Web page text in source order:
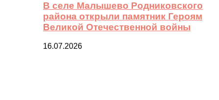
В селе Малышево Родниковского
района открыли памятник Героям
Великой Отечественной войны
16.07.2026